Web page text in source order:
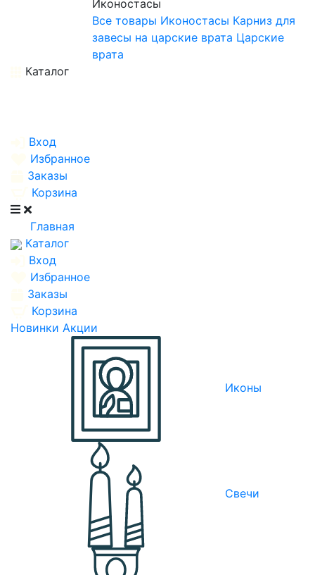
Иконостасы
Все товары Иконостасы Карниз для
завесы на царские врата Царские
врата
Каталог
Вход
Избранное
Заказы
Корзина
Главная
Каталог
Вход
Избранное
Заказы
Корзина
Новинки Акции
Иконы
Свечи